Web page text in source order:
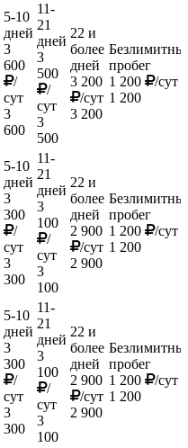
5-10
дней
3
600
/
сут
3
600
11-
21
дней
3
500
/
сут
3
500
22 и
более
дней
3 200
/сут
3 200
пробег
1 200
/сут
1 200
5-10
дней
3
300
/
сут
3
300
11-
21
дней
3
100
/
сут
3
100
22 и
более
дней
2 900
/сут
2 900
пробег
1 200
/сут
1 200
5-10
дней
3
300
/
сут
3
300
11-
21
дней
3
100
/
сут
3
100
22 и
более
дней
2 900
/сут
2 900
пробег
1 200
/сут
1 200